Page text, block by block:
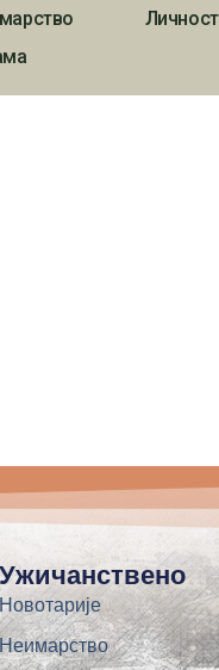
Ужичанствено
Новотарије
Неимарство